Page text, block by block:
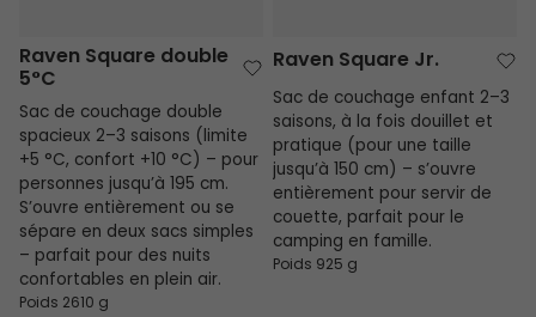
Raven Square double
5°C
Sac de couchage double
spacieux 2–3 saisons (limite
+5 °C, confort +10 °C) – pour
personnes jusqu’à 195 cm.
S’ouvre entièrement ou se
sépare en deux sacs simples
– parfait pour des nuits
confortables en plein air.
Poids 2610 g
Raven Square Jr.
Sac de couchage enfant 2–3
saisons, à la fois douillet et
pratique (pour une taille
jusqu’à 150 cm) – s’ouvre
entièrement pour servir de
couette, parfait pour le
camping en famille.
Poids 925 g